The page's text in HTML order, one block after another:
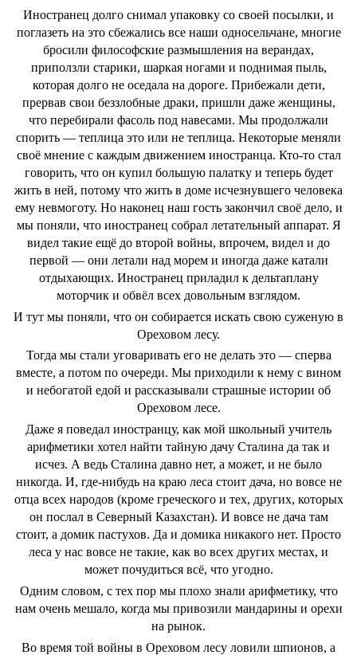
Иностранец долго снимал упаковку со своей посылки, и
поглазеть на это сбежались все наши односельчане, многие
бросили философские размышления на верандах,
приползли старики, шаркая ногами и поднимая пыль,
которая долго не оседала на дороге. Прибежали дети,
прервав свои беззлобные драки, пришли даже женщины,
что перебирали фасоль под навесами. Мы продолжали
спорить ― теплица это или не теплица. Некоторые меняли
своё мнение с каждым движением иностранца. Кто-то стал
говорить, что он купил большую палатку и теперь будет
жить в ней, потому что жить в доме исчезнувшего человека
ему невмоготу. Но наконец наш гость закончил своё дело, и
мы поняли, что иностранец собрал летательный аппарат. Я
видел такие ещё до второй войны, впрочем, видел и до
первой ― они летали над морем и иногда даже катали
отдыхающих. Иностранец приладил к дельтаплану
моторчик и обвёл всех довольным взглядом.
И тут мы поняли, что он собирается искать свою суженую в
Ореховом лесу.
Тогда мы стали уговаривать его не делать это ― сперва
вместе, а потом по очереди. Мы приходили к нему с вином
и небогатой едой и рассказывали страшные истории об
Ореховом лесе.
Даже я поведал иностранцу, как мой школьный учитель
арифметики хотел найти тайную дачу Сталина да так и
исчез. А ведь Сталина давно нет, а может, и не было
никогда. И, где-нибудь на краю леса стоит дача, но вовсе не
отца всех народов (кроме греческого и тех, других, которых
он послал в Северный Казахстан). И вовсе не дача там
стоит, а домик пастухов. Да и домика никакого нет. Просто
леса у нас вовсе не такие, как во всех других местах, и
может почудиться всё, что угодно.
Одним словом, с тех пор мы плохо знали арифметику, что
нам очень мешало, когда мы привозили мандарины и орехи
на рынок.
Во время той войны в Ореховом лесу ловили шпионов, а